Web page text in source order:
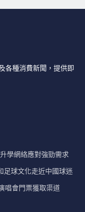
各種消費新聞，提供即
學網絡應對強勁需求
足球文化走近中國球迷
唱會門票獲取渠道